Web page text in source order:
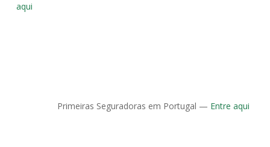
aqui
Primeiras Seguradoras em Portugal — Entre aqui